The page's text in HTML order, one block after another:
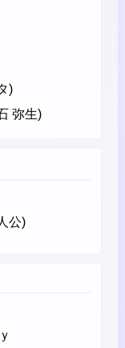
)
弥生)
公)